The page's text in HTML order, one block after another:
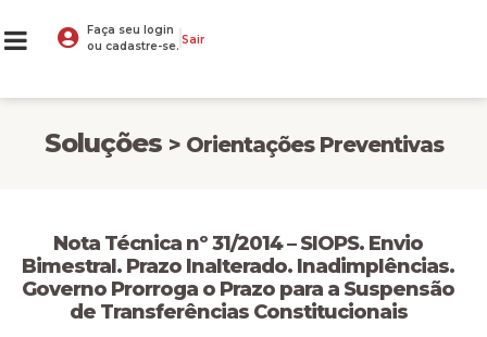
Faça seu login
ou cadastre-se. Sair
Soluções > Orientações Preventivas
Nota Técnica nº 31/2014 – SIOPS. Envio
Bimestral. Prazo Inalterado. Inadimplências.
Governo Prorroga o Prazo para a Suspensão
de Transferências Constitucionais